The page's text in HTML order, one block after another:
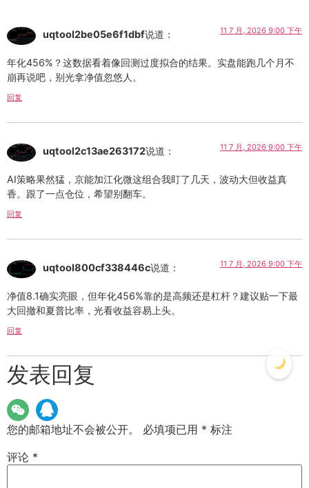
uqtool2be05e6f1dbf说道： 11 7 月, 2026 9:00 下午
年化456%？这数据看着像回测过度拟合的结果。实盘能跑几个月不
崩再说吧，别光拿净值忽悠人。
回复
uqtool2c13ae263172说道： 11 7 月, 2026 9:00 下午
AI策略果然猛，京能加江化微这组合我盯了几天，波动大但收益真
香。跟了一点仓位，希望别翻车。
回复
uqtool800cf338446c说道： 11 7 月, 2026 9:00 下午
净值8.1确实亮眼，但年化456%靠的是高频还是杠杆？建议贴一下最
大回撤和夏普比率，光看收益容易上头。
回复
发表回复
您的邮箱地址不会被公开。 必填项已用 * 标注
评论 *